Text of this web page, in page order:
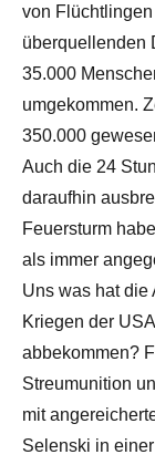
von
überquellenden
35.000
umgekommen.
350.000
Auch die 24
daraufhin
Feuersturm
als immer
Uns was hat die
Kriegen der USA
abbekommen?
Streumunition
mit
Selenski in